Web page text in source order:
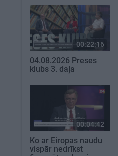
00:22:16
04.08.2026 Preses
klubs 3. daļa
00:04:42
Ko ar Eiropas naudu
vispār nedrīkst